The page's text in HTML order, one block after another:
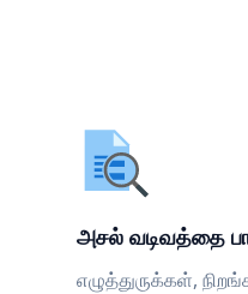
அசல் வடிவத்தை
எழுத்துருக்கள்,